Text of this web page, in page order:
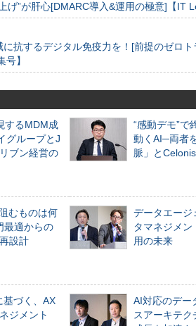
げ”が肝心[DMARC導入&運用の極意]【IT
抗するデジタル免疫力を！[前提のゼロ
】
するMDM成
グループとJ
ブン経営の
“感動デモ”で
動くAI─両者
脈」と
むものは何
最適からの
設計
データエージ
タマネジメ
用の未来
基づく、AX
ジメント
AI対応のデー
スアーキテク